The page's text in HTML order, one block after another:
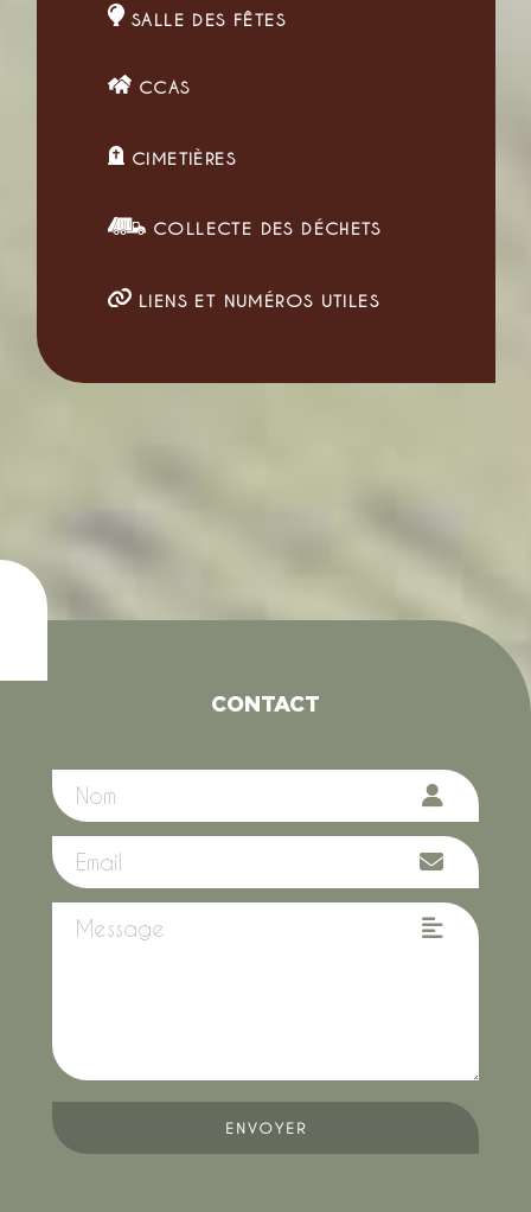
SALLE DES FÊTES
CCAS
CIMETIÈRES
COLLECTE DES DÉCHETS
LIENS ET NUMÉROS UTILES
CONTACT
ENVOYER